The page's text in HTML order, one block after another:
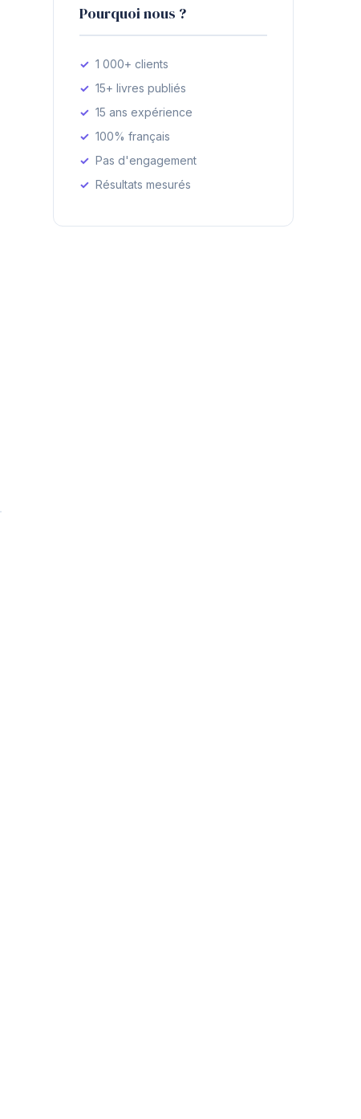
Pourquoi nous ?
1 000+ clients
15+ livres publiés
15 ans expérience
100% français
Pas d'engagement
Résultats mesurés